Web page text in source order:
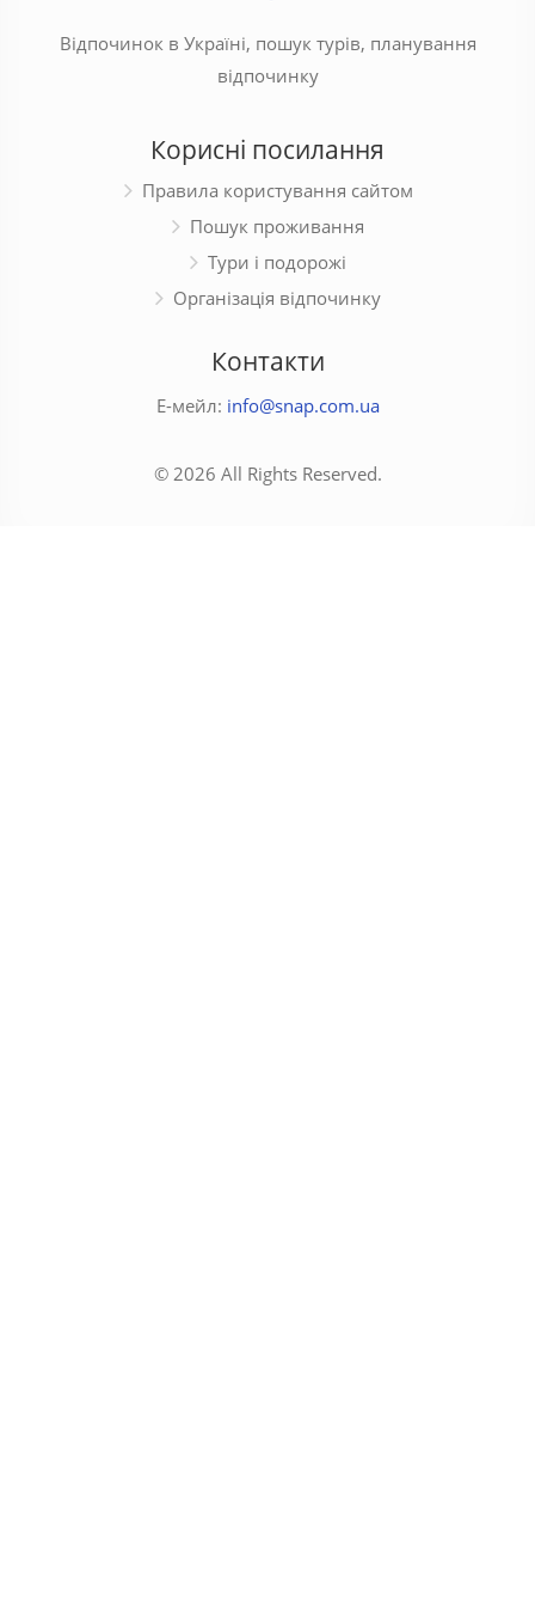
Відпочинок в Україні, пошук турів, планування
відпочинку
Корисні посилання
Правила користування сайтом
Пошук проживання
Тури і подорожі
Організація відпочинку
Контакти
Е-мейл: info@snap.com.ua
© 2026 All Rights Reserved.